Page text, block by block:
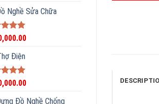
Nghề Sửa Chữa
5.00
5
Điện
5.00
5
Đồ Nghề Chống